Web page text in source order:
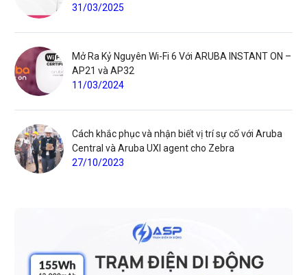
31/03/2025
Mở Ra Kỷ Nguyên Wi-Fi 6 Với ARUBA INSTANT ON –
AP21 và AP32
11/03/2024
Cách khắc phục và nhận biết vị trí sự cố với Aruba
Central và Aruba UXI agent cho Zebra
27/10/2023